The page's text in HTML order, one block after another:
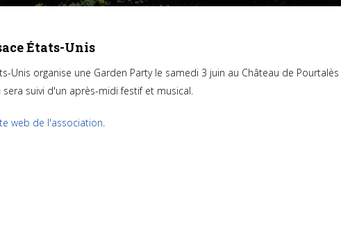
États-Unis
Unis organise une Garden Party le samedi 3 juin au Château de
suivi d'un après-midi festif et musical.
web de l'association.